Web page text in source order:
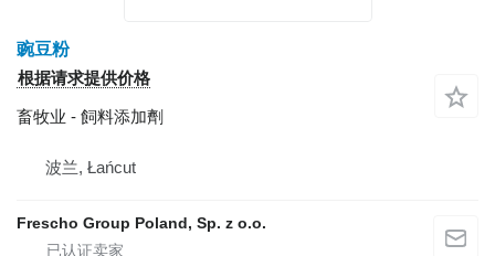
豌豆粉
根据请求提供价格
畜牧业 - 飼料添加劑
波兰, Łańcut
Frescho Group Poland, Sp. z o.o.